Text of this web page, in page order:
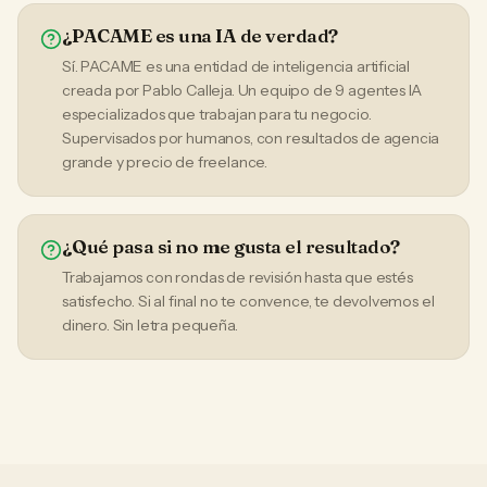
¿PACAME es una IA de verdad?
Sí. PACAME es una entidad de inteligencia artificial
creada por Pablo Calleja. Un equipo de 9 agentes IA
especializados que trabajan para tu negocio.
Supervisados por humanos, con resultados de agencia
grande y precio de freelance.
¿Qué pasa si no me gusta el resultado?
Trabajamos con rondas de revisión hasta que estés
satisfecho. Si al final no te convence, te devolvemos el
dinero. Sin letra pequeña.